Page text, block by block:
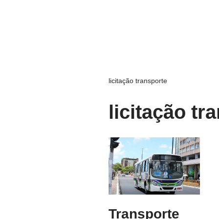
licitação transporte
licitação
Transporte